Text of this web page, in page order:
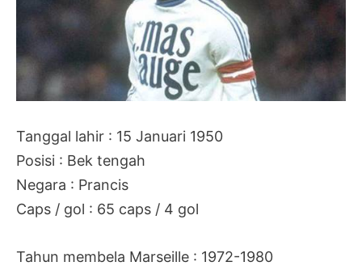
Tanggal lahir : 15 Januari 1950
Posisi : Bek tengah
Negara : Prancis
Caps / gol : 65 caps / 4 gol
Tahun membela Marseille : 1972-1980